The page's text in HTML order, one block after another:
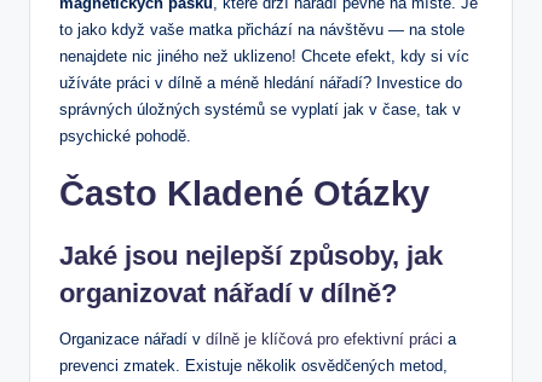
to jako když vaše matka přichází na návštěvu — na stole
nenajdete nic jiného než uklizeno! Chcete efekt, kdy si víc
užíváte práci v dílně a méně hledání nářadí? Investice do
správných úložných systémů se vyplatí jak v čase, tak v
psychické pohodě.
Často Kladené Otázky
Jaké jsou nejlepší způsoby, jak
organizovat nářadí v dílně?
Organizace nářadí v dílně je klíčová pro efektivní práci a
prevenci zmatek. Existuje několik osvědčených metod,